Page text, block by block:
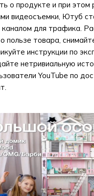
о продукте и при этом
видеосъемки, Ютуб
для трафика.
пользе товара,
инструкции по
нетривиальную
YouTube по